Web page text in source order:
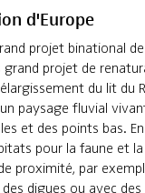
d'Europe
projet binational
projet de
du lit du
paysage fluvial
et des points bas.
pour la faune et
proximité, par
digues ou avec